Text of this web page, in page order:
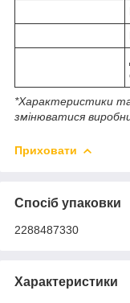
*Характеристики
змінюватися
Приховати
Спосіб упаковки
2288487330
Характеристики